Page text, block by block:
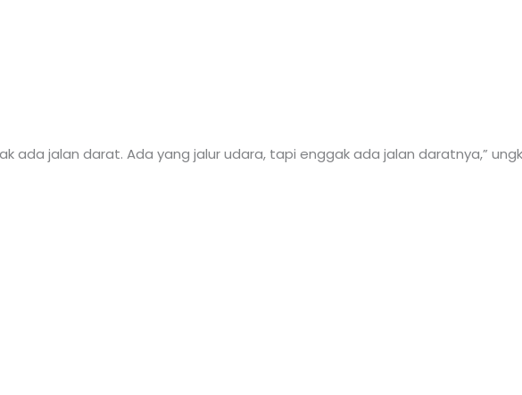
ada jalan darat. Ada yang jalur udara, tapi enggak ada jalan daratnya,”